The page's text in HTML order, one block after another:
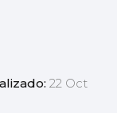
22 Oct